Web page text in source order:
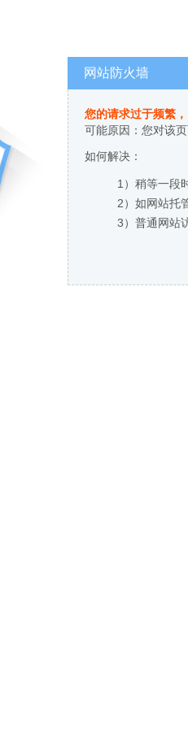
网站防火墙
您的请求过于频繁
可能原因：您对该
如何解决：
1）稍等一段
2）如网站托
3）普通网站